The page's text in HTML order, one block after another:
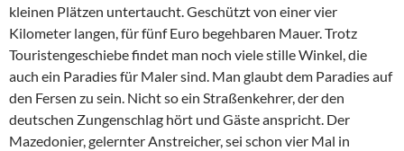
kleinen Plätzen untertaucht. Geschützt von einer vier
Kilometer langen, für fünf Euro begehbaren Mauer. Trotz
Touristengeschiebe findet man noch viele stille Winkel, die
auch ein Paradies für Maler sind. Man glaubt dem Paradies auf
den Fersen zu sein. Nicht so ein Straßenkehrer, der den
deutschen Zungenschlag hört und Gäste anspricht. Der
Mazedonier, gelernter Anstreicher, sei schon vier Mal in